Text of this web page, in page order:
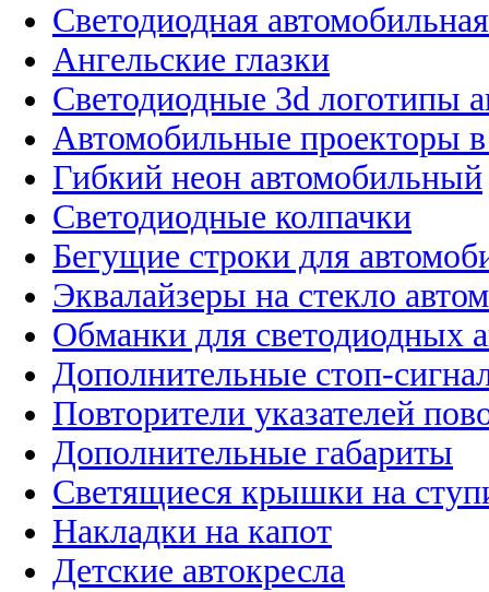
Светодиодная
Ангельские глазки
Светодиодные 3d логотипы
Автомобильные проекторы
Гибкий неон автомобильный
Светодиодные колпачки
Бегущие строки для
Эквалайзеры на стекло
Обманки для светодиодных
Дополнительные стоп-
Повторители указателей
Дополнительные габариты
Светящиеся крышки на
Накладки на капот
Детские автокресла